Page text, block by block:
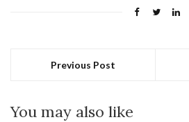
Previous Post
You may also like